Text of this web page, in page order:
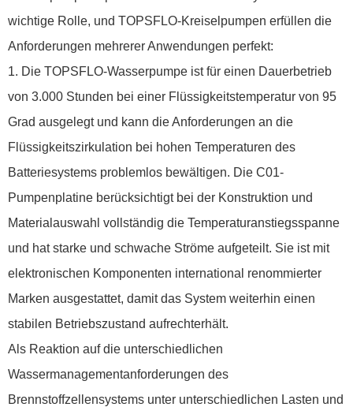
wichtige Rolle, und TOPSFLO-Kreiselpumpen erfüllen die
Anforderungen mehrerer Anwendungen perfekt:
1. Die TOPSFLO-Wasserpumpe ist für einen Dauerbetrieb
von 3.000 Stunden bei einer Flüssigkeitstemperatur von 95
Grad ausgelegt und kann die Anforderungen an die
Flüssigkeitszirkulation bei hohen Temperaturen des
Batteriesystems problemlos bewältigen. Die C01-
Pumpenplatine berücksichtigt bei der Konstruktion und
Materialauswahl vollständig die Temperaturanstiegsspanne
und hat starke und schwache Ströme aufgeteilt. Sie ist mit
elektronischen Komponenten international renommierter
Marken ausgestattet, damit das System weiterhin einen
stabilen Betriebszustand aufrechterhält.
Als Reaktion auf die unterschiedlichen
Wassermanagementanforderungen des
Brennstoffzellensystems unter unterschiedlichen Lasten und